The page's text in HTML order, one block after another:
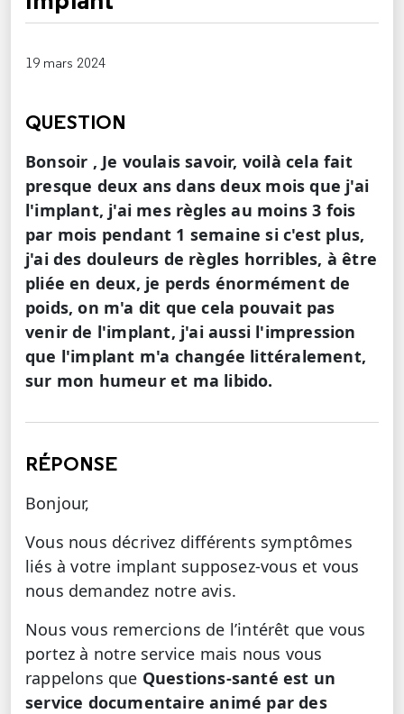
19 mars 2024
QUESTION
Bonsoir , Je voulais savoir, voilà cela fait
presque deux ans dans deux mois que j'ai
l'implant, j'ai mes règles au moins 3 fois
par mois pendant 1 semaine si c'est plus,
j'ai des douleurs de règles horribles, à être
pliée en deux, je perds énormément de
poids, on m'a dit que cela pouvait pas
venir de l'implant, j'ai aussi l'impression
que l'implant m'a changée littéralement,
sur mon humeur et ma libido.
RÉPONSE
Bonjour,
Vous nous décrivez différents symptômes
liés à votre implant supposez-vous et vous
nous demandez notre avis.
Nous vous remercions de l’intérêt que vous
portez à notre service mais nous vous
rappelons que Questions-santé est un
service documentaire animé par des